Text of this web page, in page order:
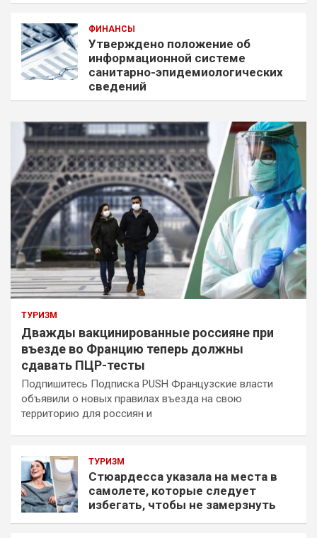
ФИНАНСЫ
Утверждено положение об
информационной системе
санитарно-эпидемиологических
сведений
ТУРИЗМ
Дважды вакцинированные россияне при
въезде во Францию теперь должны
сдавать ПЦР-тесты
Подпишитесь Подписка PUSH Французские власти
объявили о новых правилах въезда на свою
территорию для россиян и
ТУРИЗМ
Стюардесса указала на места в
самолете, которые следует
избегать, чтобы не замерзнуть